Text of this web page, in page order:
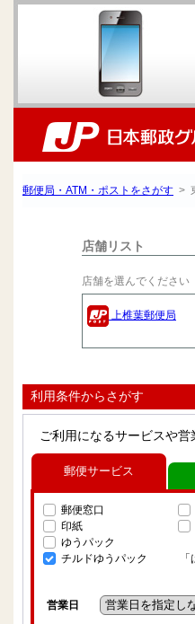
郵便局・ATM・ポストをさがす >
店舗リスト
店舗を選んでください
上椎葉郵便局
利用条件からさがす
ご利用になるサービスや営
郵便サービス
郵便窓口
印紙
ゆうパック
チルドゆうパック
営業日